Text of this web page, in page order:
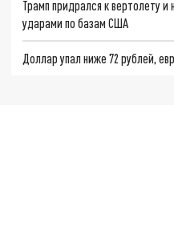
Трамп придрался к вертолету
ударами по базам США
Доллар упал ниже 72 рублей,